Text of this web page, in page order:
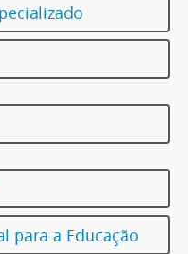
para a Educação